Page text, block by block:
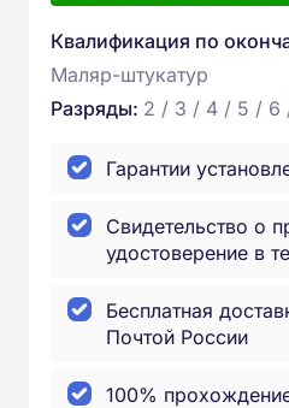
Квалификация по
Маляр-штукатур
Разряды: 2 / 3 / 4 / 5 / 6
Гарантии
Свидетельство о
удостоверение в
Бесплатная
Почтой России
100%